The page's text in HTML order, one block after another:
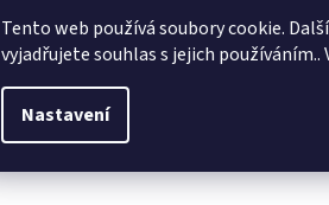
Tento web používá soubory cookie.
vyjadřujete souhlas s jejich používáním..
Nastavení
Pro spárování bazénů nebo
sprchové kouty) je vhodné užití
V případě potřeby užití plastického
silikonové antibakteriální tmely Mapesil
Veškeré spárovací hmoty a